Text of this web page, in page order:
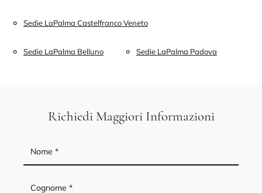
Sedie LaPalma Castelfranco Veneto
Sedie LaPalma Belluno Sedie LaPalma Padova
Richiedi Maggiori Informazioni